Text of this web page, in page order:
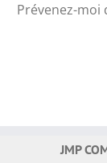
Prévenez-moi
JMP